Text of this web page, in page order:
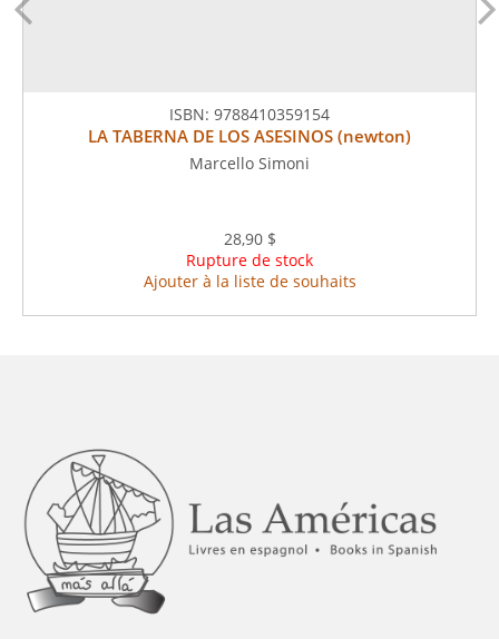
ISBN: 9788410359154
LA TABERNA DE LOS ASESINOS (newton)
Marcello Simoni
28,90 $
Rupture de stock
Ajouter à la liste de souhaits